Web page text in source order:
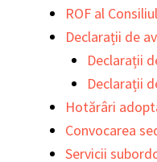
ROF al
Declarații de
Declarații
Declarații
Hotărâri
Convocarea
Servicii